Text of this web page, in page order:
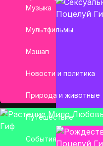
Музыка
Мультфильмы
Мэшап
Новости и политика
Природа и животные
Путешествие
События